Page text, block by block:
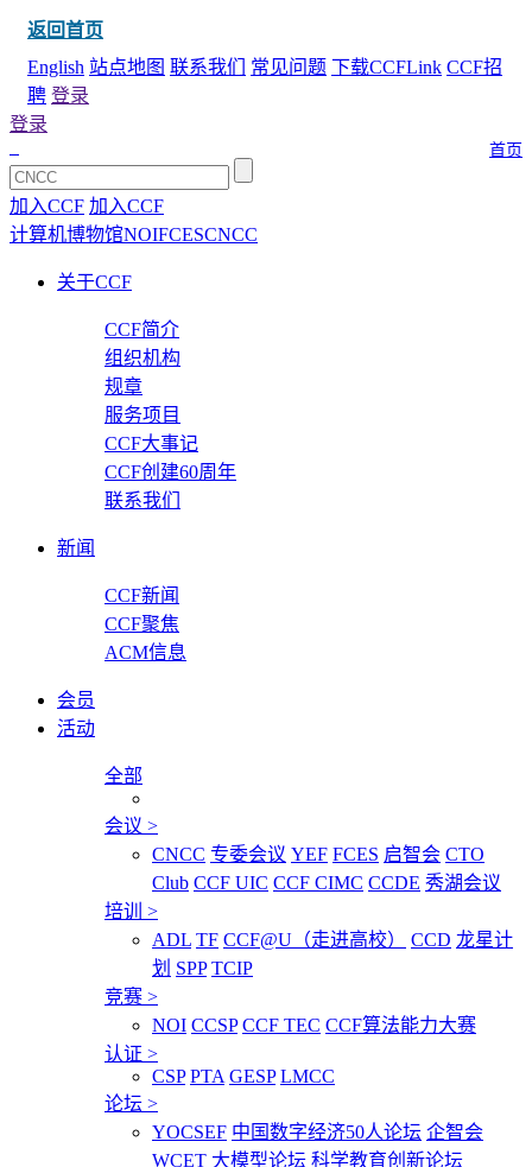
返回首页
English 站点地图 联系我们 常见问题 下载CCFLink CCF招
聘 登录
首页
登录
加入CCF 加入CCF
计算机博物馆NOIFCESCNCC
关于CCF
CCF简介
组织机构
规章
服务项目
CCF大事记
CCF创建60周年
联系我们
新闻
CCF新闻
CCF聚焦
ACM信息
会员
活动
全部
会议 >
CNCC 专委会议 YEF FCES 启智会 CTO
Club CCF UIC CCF CIMC CCDE 秀湖会议
培训 >
ADL TF CCF@U（走进高校） CCD 龙星计
划 SPP TCIP
竞赛 >
NOI CCSP CCF TEC CCF算法能力大赛
认证 >
CSP PTA GESP LMCC
论坛 >
YOCSEF 中国数字经济50人论坛 企智会
WCET 大模型论坛 科学教育创新论坛